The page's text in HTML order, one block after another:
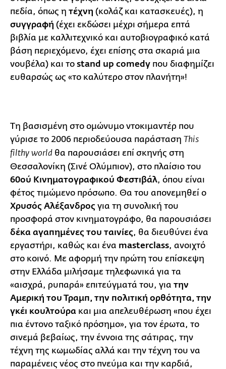
πεδία, όπως η τέχνη (κολάζ και κατασκευές), η
συγγραφή (έχει εκδώσει μέχρι σήμερα επτά
βιβλία με καλλιτεχνικό και αυτοβιογραφικό κατά
βάση περιεχόμενο, έχει επίσης στα σκαριά μια
νουβέλα) και το stand up comedy που διαφημίζει
ευθαρσώς ως «το καλύτερο στον πλανήτη»!
Τη βασισμένη στο ομώνυμο ντοκιμαντέρ που
γύρισε το 2006 περιοδεύουσα παράσταση This
filthy world θα παρουσιάσει επί σκηνής στη
Θεσσαλονίκη (Σινέ Ολύμπιον), στο πλαίσιο του
60ού Κινηματογραφικού Φεστιβάλ, όπου είναι
φέτος τιμώμενο πρόσωπο. Θα του απονεμηθεί ο
Χρυσός Αλέξανδρος για τη συνολική του
προσφορά στον κινηματογράφο, θα παρουσιάσει
δέκα αγαπημένες του ταινίες, θα διευθύνει ένα
εργαστήρι, καθώς και ένα masterclass, ανοιχτό
στο κοινό. Με αφορμή την πρώτη του επίσκεψη
στην Ελλάδα μιλήσαμε τηλεφωνικά για τα
«αισχρά, ρυπαρά» επιτεύγματά του, για την
Αμερική του Τραμπ, την πολιτική ορθότητα, την
γκέι κουλτούρα και μια απελευθέρωση «που έχει
πια έντονο ταξικό πρόσημο», για τον έρωτα, το
σινεμά βεβαίως, την έννοια της σάτιρας, την
τέχνη της κωμωδίας αλλά και την τέχνη του να
παραμένεις νέος στο πνεύμα και την καρδιά,